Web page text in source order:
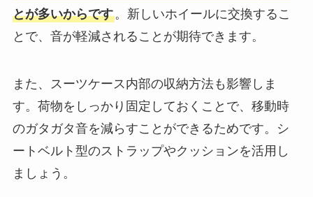
とが多いからです。新しいホイールに交換するこ
とで、音が軽減されることが期待できます。
また、スーツケース内部の収納方法も影響しま
す。荷物をしっかり固定しておくことで、移動時
のガタガタ音を減らすことができるためです。シ
ートベルト型のストラップやクッションを活用し
ましょう。